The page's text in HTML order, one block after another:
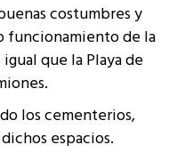
costumbres y
funcionamiento de la
que la Playa de
los cementerios,
espacios.